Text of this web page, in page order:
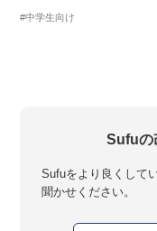
#中学生向け
Sufuの
Sufuをより良くして
聞かせください。